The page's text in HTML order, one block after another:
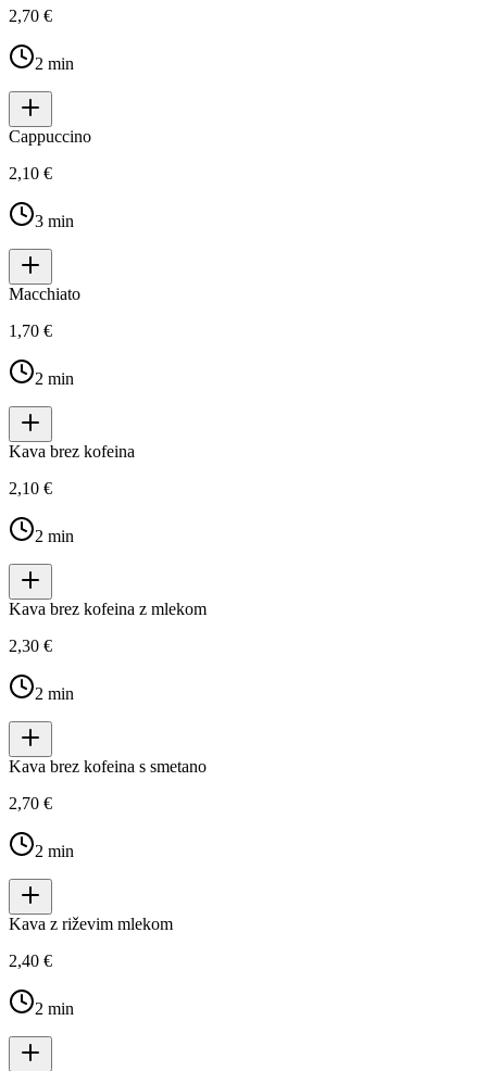
2,70 €
2 min
Cappuccino
2,10 €
3 min
Macchiato
1,70 €
2 min
Kava brez kofeina
2,10 €
2 min
Kava brez kofeina z mlekom
2,30 €
2 min
Kava brez kofeina s smetano
2,70 €
2 min
Kava z riževim mlekom
2,40 €
2 min